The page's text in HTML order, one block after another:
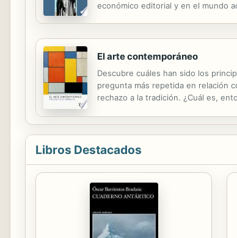
económico editorial y en el mundo
El arte contemporáneo
Descubre cuáles han sido los
pregunta más repetida en relación
rechazo a la tradición. ¿Cuál es,
Libros Destacados